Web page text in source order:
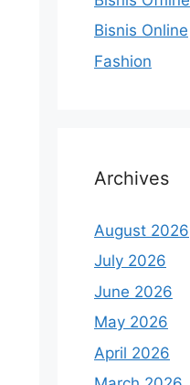
Bisnis Online
Fashion
Archives
August 2026
July 2026
June 2026
May 2026
April 2026